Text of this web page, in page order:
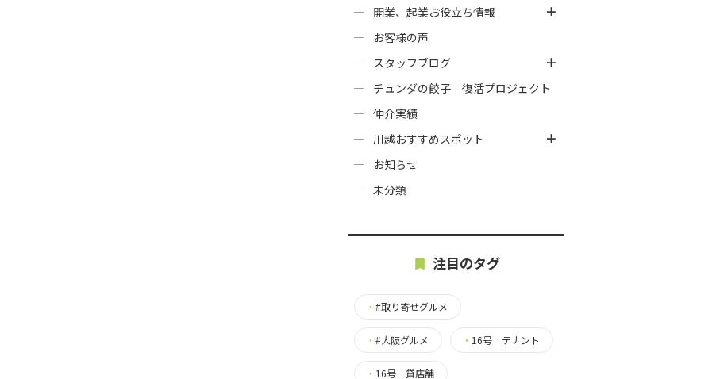
開業、起業お役立ち情報
お客様の声
スタッフブログ
チュンダの餃子 復活プロジェクト
仲介実績
川越おすすめスポット
お知らせ
未分類
注目のタグ
・ #取り寄せグルメ
・ #大阪グルメ ・ 16号 テナント
・ 16号 貸店舗